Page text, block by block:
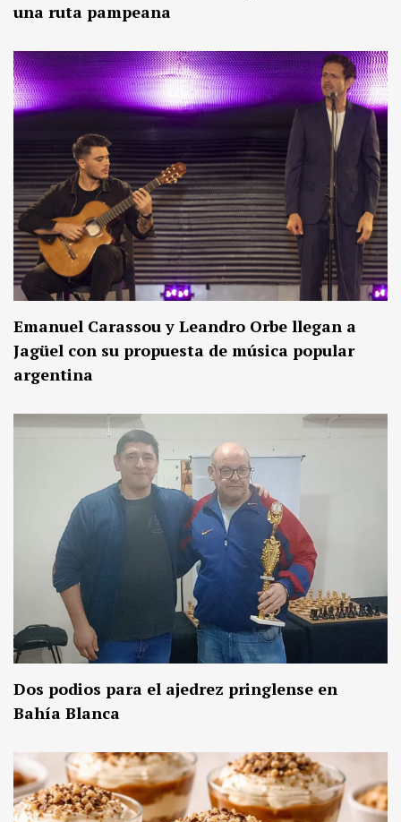
una ruta pampeana
Emanuel Carassou y Leandro Orbe llegan a
Jagüel con su propuesta de música popular
argentina
Dos podios para el ajedrez pringlense en
Bahía Blanca